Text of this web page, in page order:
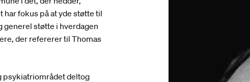
fokus på at yde støtte til
støtte i hverdagen
der refererer til Thomas
psykiatriområdet deltog